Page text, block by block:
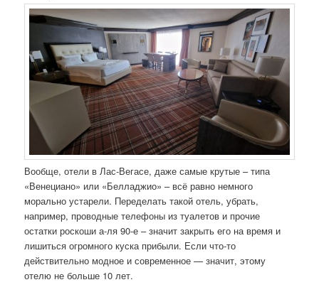
Вообще, отели в Лас-Вегасе, даже самые крутые – типа
«Венециано» или «Белладжио» – всё равно немного
морально устарели. Переделать такой отель, убрать,
например, проводные телефоны из туалетов и прочие
остатки роскоши а-ля 90-е – значит закрыть его на время и
лишиться огромного куска прибыли. Если что-то
действительно модное и современное — значит, этому
отелю не больше 10 лет.